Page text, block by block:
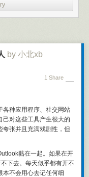
转化创伤，真诚地沟
天然的疗愈力量的机会，
可以穿插使用，比如主要
候加入一两次马术咨询
问题或工作的内容。对于
解安全知识和其他马场注
，与今天工作的马见面，
工作，并商讨以后的安
类似，但如果参与人员较
行半天或一整天的集中咨
感觉又如何？最后结果
花30分钟制定计划吗？
本相似。若你无法在同
出同一时间段。在第一个
对于第二个2小时时间块，
体计划。最后照计划行
非像获得制定计划的习惯
时刻的行为决定，这才是
能够通过在任意时刻查
by 小北xb
1 Share
各种应用程序、社交网站
己对这些工具产生很大的
夸张并且充满戏剧性，但
黏在一起。如果在开
下去。每天似乎都有开不
本不会用心去记任何细